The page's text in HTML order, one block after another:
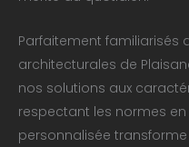
Parfaitement familiarisés
architecturales de
nos solutions aux
respectant les normes
personnalisée